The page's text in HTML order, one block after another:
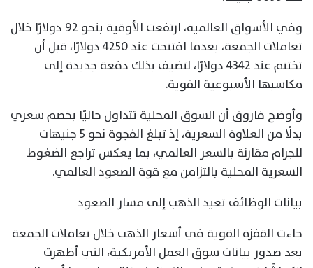
وفي الأسواق العالمية، ارتفعت الأوقية بنحو 92 دولارًا خلال
تعاملات الجمعة، بعدما افتتحت عند 4250 دولارًا، قبل أن
تختتم عند 4342 دولارًا، لتضيف بذلك دفعة جديدة إلى
مكاسبها الأسبوعية القوية.
وأوضح فاروق أن السوق المحلية تتداول حاليًا بخصم سعري
بدلًا من العلاوة السعرية، إذ تبلغ الفجوة نحو 5 جنيهات
للجرام مقارنة بالسعر العالمي، بما يعكس تراجع الضغوط
السعرية المحلية بالتزامن مع قوة الصعود العالمي.
بيانات الوظائف تعيد الذهب إلى مسار الصعود
جاءت القفزة القوية في أسعار الذهب خلال تعاملات الجمعة
بعد صدور بيانات سوق العمل الأمريكية، التي أظهرت